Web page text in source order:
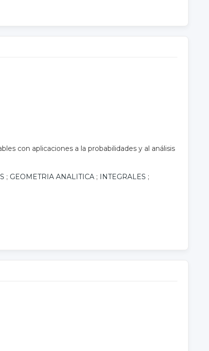
con aplicaciones a la probabilidades y al análisis
; GEOMETRIA ANALITICA ; INTEGRALES ;